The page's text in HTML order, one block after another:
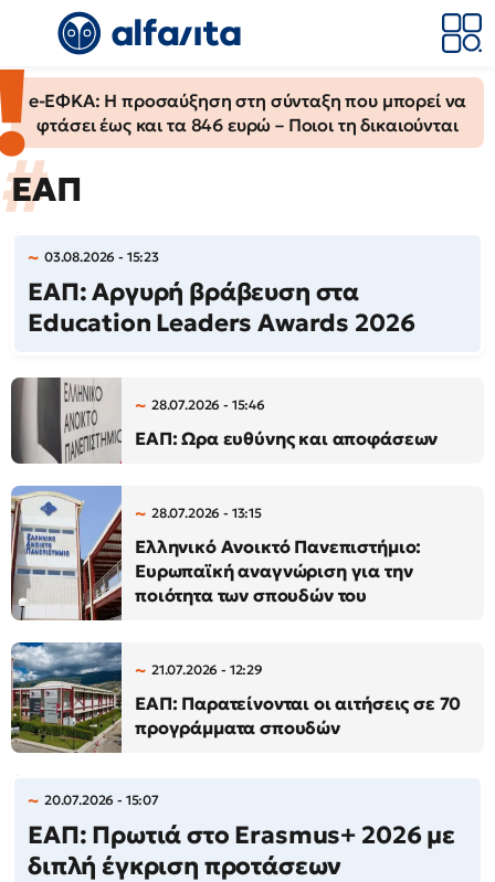
e-ΕΦΚΑ: Η προσαύξηση στη σύνταξη που μπορεί να
φτάσει έως και τα 846 ευρώ – Ποιοι τη δικαιούνται
ΕΑΠ
03.08.2026 - 15:23
ΕΑΠ: Αργυρή βράβευση στα
Education Leaders Awards 2026
28.07.2026 - 15:46
ΕΑΠ: Ωρα ευθύνης και αποφάσεων
28.07.2026 - 13:15
Ελληνικό Ανοικτό Πανεπιστήμιο:
Ευρωπαϊκή αναγνώριση για την
ποιότητα των σπουδών του
21.07.2026 - 12:29
ΕΑΠ: Παρατείνονται οι αιτήσεις σε 70
προγράμματα σπουδών
20.07.2026 - 15:07
ΕΑΠ: Πρωτιά στο Erasmus+ 2026 με
διπλή έγκριση προτάσεων